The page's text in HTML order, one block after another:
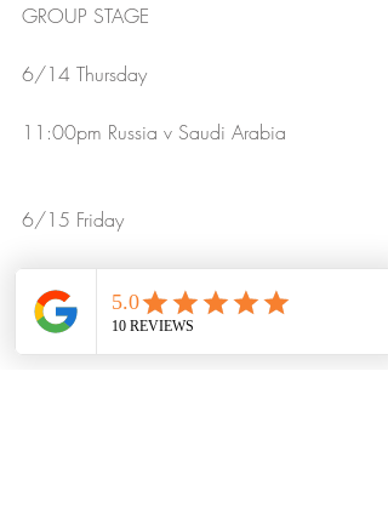
GROUP STAGE
6/14 Thursday
11:00pm Russia v Saudi Arabia
6/15 Friday
8:00pm Egypt v Uruguay
11:00pm Morocco v Iran